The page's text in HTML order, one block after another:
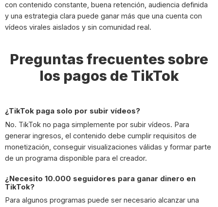
con contenido constante, buena retención, audiencia definida
y una estrategia clara puede ganar más que una cuenta con
vídeos virales aislados y sin comunidad real.
Preguntas frecuentes sobre
los pagos de TikTok
¿TikTok paga solo por subir vídeos?
No. TikTok no paga simplemente por subir vídeos. Para
generar ingresos, el contenido debe cumplir requisitos de
monetización, conseguir visualizaciones válidas y formar parte
de un programa disponible para el creador.
¿Necesito 10.000 seguidores para ganar dinero en
TikTok?
Para algunos programas puede ser necesario alcanzar una